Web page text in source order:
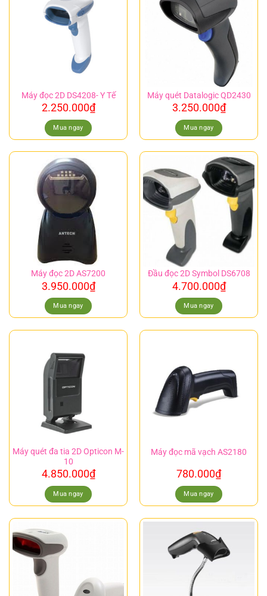
Máy đọc 2D DS4208- Y Tế
2.250.000₫
Mua ngay
Máy quét Datalogic QD2430
3.250.000₫
Mua ngay
Máy đọc 2D AS7200
3.950.000₫
Mua ngay
Đầu đọc 2D Symbol DS6708
4.700.000₫
Mua ngay
Máy quét đa tia 2D Opticon M-
10
4.850.000₫
Mua ngay
Máy đọc mã vạch AS2180
780.000₫
Mua ngay